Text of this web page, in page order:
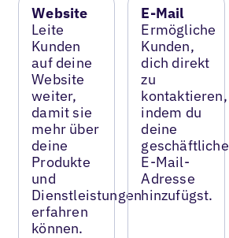
Website
Leite
Kunden
auf deine
Website
weiter,
damit sie
mehr über
deine
Produkte
und
Dienstleistungen
erfahren
können.
E-Mail
Ermögliche
Kunden,
dich direkt
zu
kontaktieren,
indem du
deine
geschäftliche
E-Mail-
Adresse
hinzufügst.